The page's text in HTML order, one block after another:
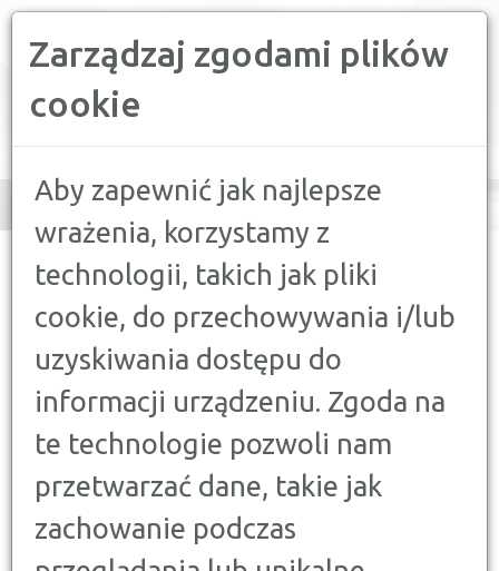
Zarządzaj zgodami plików
cookie
Aby zapewnić jak najlepsze
wrażenia, korzystamy z
technologii, takich jak pliki
cookie, do przechowywania i/lub
uzyskiwania dostępu do
informacji urządzeniu. Zgoda na
te technologie pozwoli nam
przetwarzać dane, takie jak
zachowanie podczas
navigation
TOWARU KUPIONEGO PRZEZ INTERNET - PRAWA
DORADCA KLIENTA
ZWROT TOWARU KUPIONEGO
PRZEZ INTERNET - PRAWA
KONSUMENTA
15 MARCA 2017
AKTUALIZACJA: SIERPIEŃ 2019